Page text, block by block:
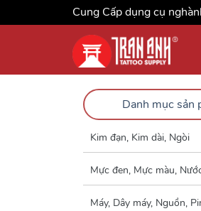
Cung Cấp dụng cụ
Danh mục sản
Kim đạn, Kim dài, Ngòi
Mực đen, Mực màu,
Máy, Dây máy, Nguồn,